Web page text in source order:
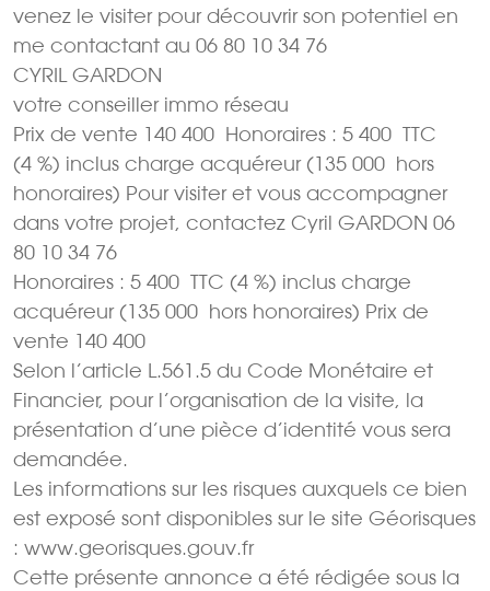
venez le visiter pour découvrir son potentiel en
me contactant au 06 80 10 34 76
CYRIL GARDON
votre conseiller immo réseau
Prix de vente 140 400  Honoraires : 5 400  TTC
(4 %) inclus charge acquéreur (135 000  hors
honoraires) Pour visiter et vous accompagner
dans votre projet, contactez Cyril GARDON 06
80 10 34 76
Honoraires : 5 400  TTC (4 %) inclus charge
acquéreur (135 000  hors honoraires) Prix de
vente 140 400 
Selon l’article L.561.5 du Code Monétaire et
Financier, pour l’organisation de la visite, la
présentation d’une pièce d’identité vous sera
demandée.
Les informations sur les risques auxquels ce bien
est exposé sont disponibles sur le site Géorisques
: www.georisques.gouv.fr
Cette présente annonce a été rédigée sous la